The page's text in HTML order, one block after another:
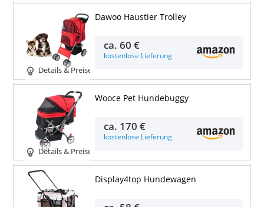
Details & Preise
Dawoo Haustier Trolley
ca.60 €
kostenlose Lieferung
Details & Preise
Wooce Pet Hundebuggy
ca. 170 €
kostenlose Lieferung
Display4top Hundewagen